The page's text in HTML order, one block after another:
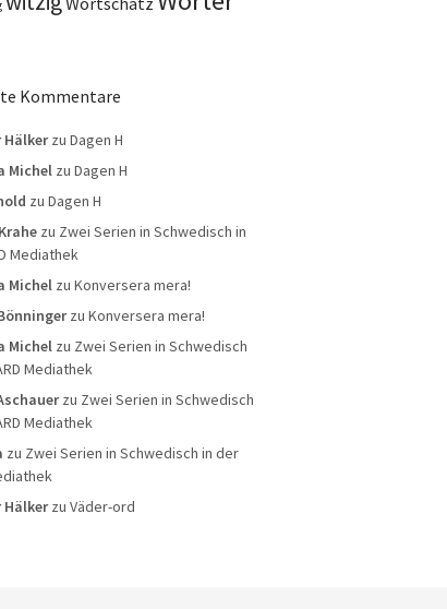
Kommentare
Hälkerzu Dagen H
Michel zu Dagen H
zu Dagen H
zu Zwei Serien in Schwedisch in
Mediathek
Michel zu Konversera mera!
zu Konversera mera!
Michel zu Zwei Serien in Schwedisch
Mediathek
zu Zwei Serien in Schwedisch
Mediathek
zu Zwei Serien in Schwedisch in der
Hälkerzu Väder-ord